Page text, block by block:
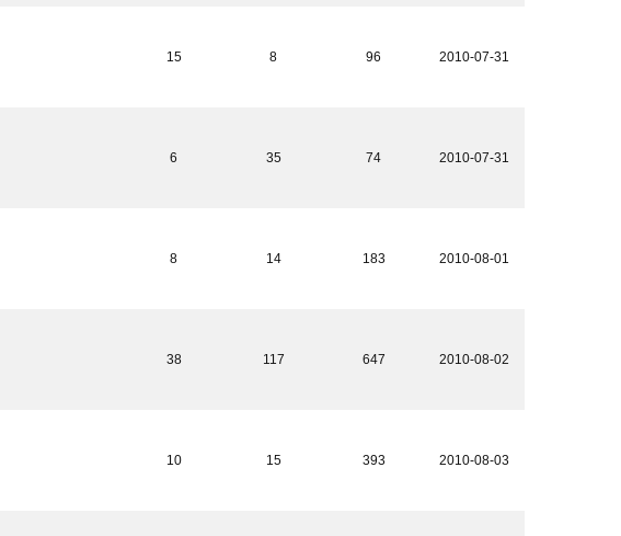
15
8 96 2010-07-31
6
35 74 2010-07-31
8
14 183 2010-08-01
38
117 647 2010-08-02
10
15 393 2010-08-03